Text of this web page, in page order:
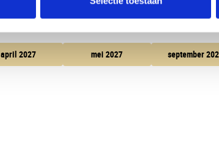
april 2027 mei 2027 september